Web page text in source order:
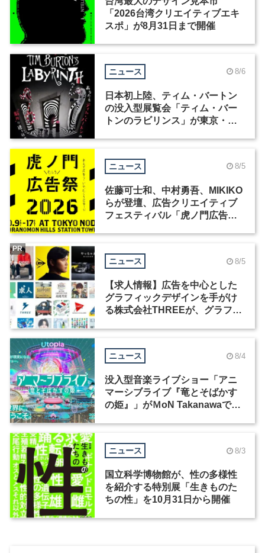
「2026台湾クリエイティブエキ
スポ」が8月31日まで開催
ニュース 8/6
日本初上陸、ティム・バートン
の没入型展覧会「ティム・バー
トンのラビリンス」が東京・豊
ニュース 8/5
佐藤可士和、中村勇吾、MIKIKO
らが登壇、広告クリエイティブ
フェスティバル「虎ノ門広告
ニュース 8/5
【求人情報】広告を中心とした
グラフィックデザインを手がけ
る株式会社THREEが、グラフィ
PR
ニュース 8/4
没入型音楽ライブショー「アニ
マーシブライブ『竜とそばかす
の姫』」がＭoN Takanawaで開
ニュース 8/3
国立科学博物館が、性の多様性
を紹介する特別展「生きものた
ちの性」を10月31日から開催